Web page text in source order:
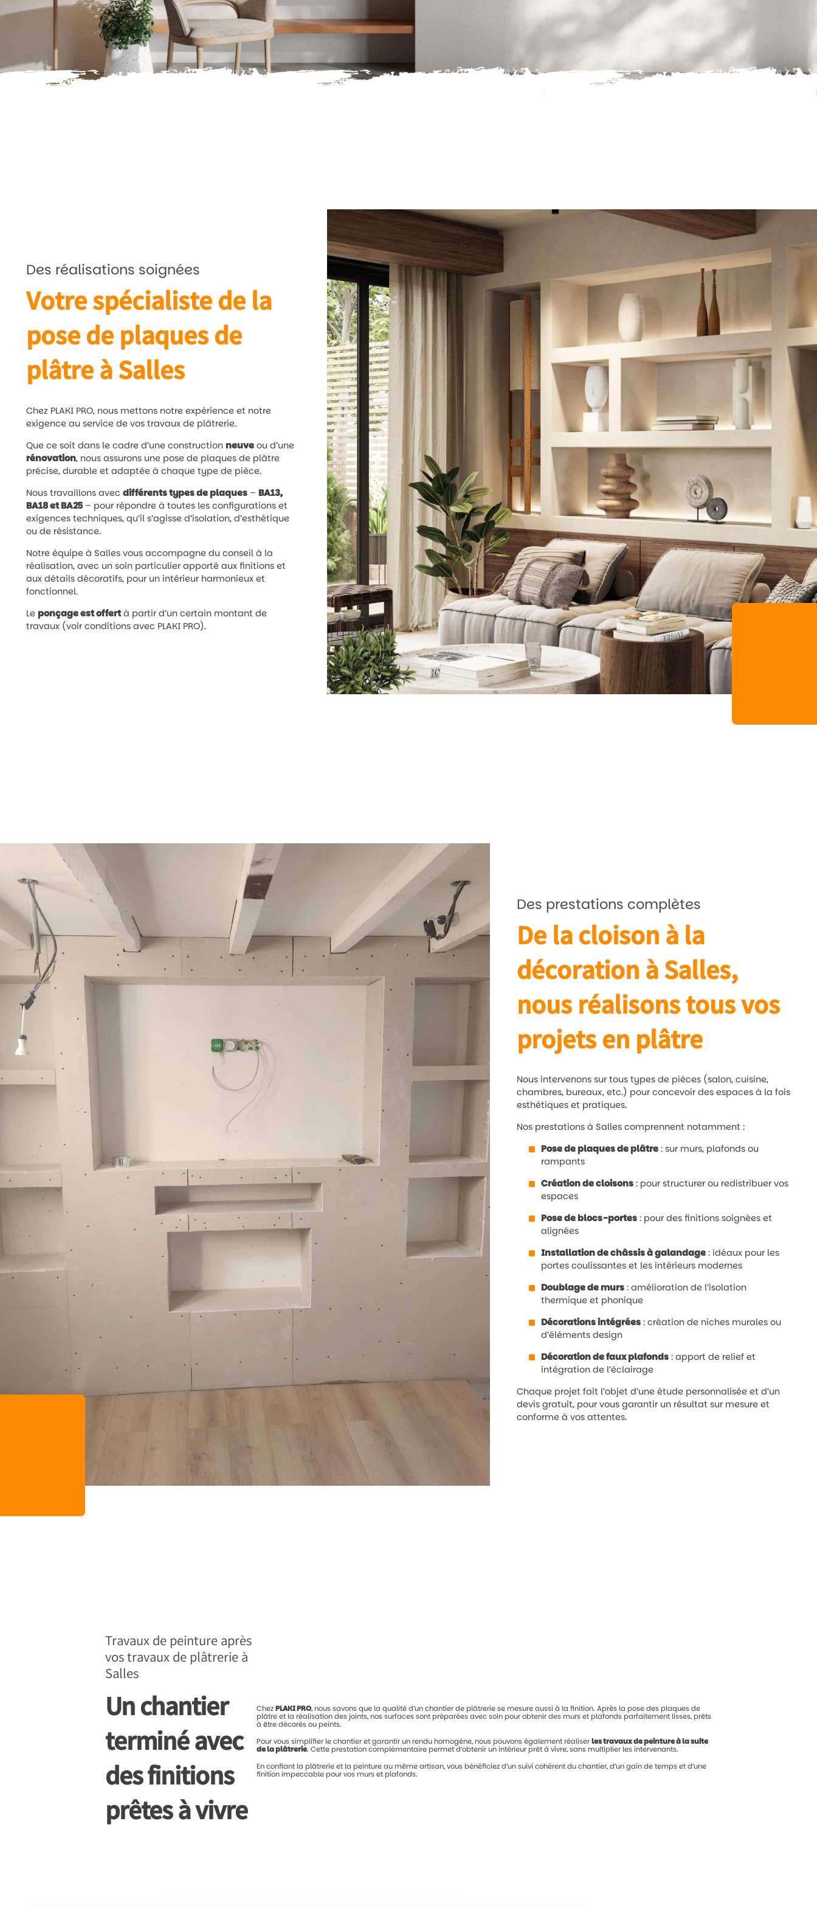
Des réalisations soignées
Votre spécialiste de la
pose de plaques de
plâtre à Salles
Chez PLAKI PRO, nous mettons notre expérience et notre
exigence au service de vos travaux de plâtrerie.
Que ce soit dans le cadre d’une construction neuve ou d’une
rénovation, nous assurons une pose de plaques de plâtre
précise, durable et adaptée à chaque type de pièce.
Nous travaillons avecdifférents types de plaques – BA13,
BA18 et BA25– pour répondre à toutes les configurations et
exigences techniques, qu’il s’agisse d’isolation, d’esthétique
ou de résistance.
Notre équipe à Salles vous accompagne du conseil à la
réalisation, avec un soin particulier apporté aux finitions et
aux détails décoratifs, pour un intérieur harmonieux et
fonctionnel.
Le ponçage est offertà partir d’un certain montant de
travaux (voir conditions avec PLAKI PRO).
Des prestations complètes
De la cloison à la
décoration à Salles,
nous réalisons tous vos
projets en plâtre
Nous intervenons sur tous types de pièces (salon, cuisine,
chambres, bureaux, etc.) pour concevoir des espaces à la fois
esthétiques et pratiques.
Nos prestations à Salles comprennent notamment :
Pose de plaques de plâtre: sur murs, plafonds ou
rampants
Création de cloisons: pour structurer ou redistribuer vos
espaces
Pose de blocs-portes: pour des finitions soignées et
alignées
Installation de châssis à galandage: idéaux pour les
portes coulissantes et les intérieurs modernes
Doublage de murs: amélioration de l’isolation
thermique et phonique
Décorations intégrées: création de niches murales ou
d’éléments design
Décoration de faux plafonds: apport de relief et
intégration de l’éclairage
Chaque projet fait l’objet d’une étude personnalisée et d’un
devis gratuit, pour vous garantir un résultat sur mesure et
conforme à vos attentes.
Travaux de peinture après
vos travaux de plâtrerie à
Salles
Un chantier
terminé avec
des finitions
prêtes à vivre
ChezPLAKIPRO, noussavonsque laqualitéd’unchantierde plâtreriese mesureaussià lafinition.Après la posedes plaquesde
plâtreet la réalisationdesjoints, nossurfacessont préparéesavecsoin pourobtenirdes murset plafonds parfaitement lisses, prêts
àêtredécorésou peints.
Pourvoussimplifier lechantieretgarantirun rendu homogène, nous pouvonségalement réaliserlestravauxdepeintureàlasuite
delaplâtrerie.Cette prestationcomplémentaire permetd’obtenirunintérieur prêtàvivre,sans multiplier lesintervenants.
Enconfiant la plâtrerieet la peintureau mêmeartisan,vous bénéficiezd’unsuivicohérentduchantier,d’ungaindetempsetd’une
finitionimpeccable pourvos murset plafonds.